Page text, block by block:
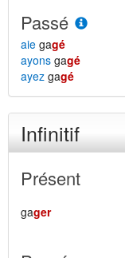
Passé
aie gagé
ayons gagé
ayez gagé
Infinitif
Présent
gager